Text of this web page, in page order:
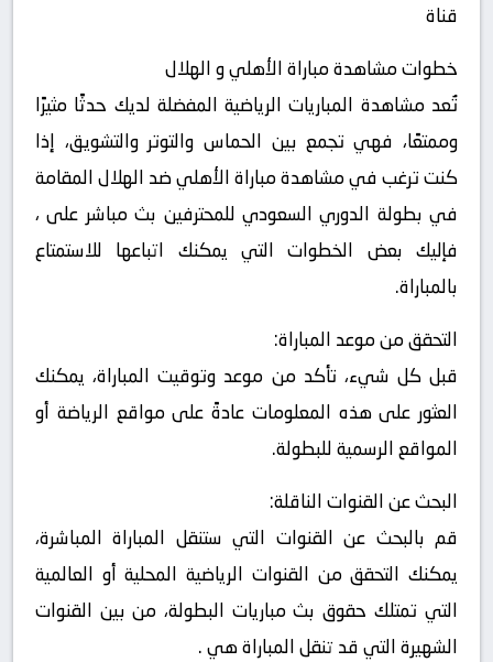
قناة
خطوات مشاهدة مباراة الأهلي و الهلال
تُعد مشاهدة المباريات الرياضية المفضلة لديك حدثًا مثيرًا
وممتعًا، فهي تجمع بين الحماس والتوتر والتشويق، إذا
كنت ترغب في مشاهدة مباراة الأهلي ضد الهلال المقامة
في بطولة الدوري السعودي للمحترفين بث مباشر على ،
فإليك بعض الخطوات التي يمكنك اتباعها للاستمتاع
بالمباراة.
التحقق من موعد المباراة:
قبل كل شيء، تأكد من موعد وتوقيت المباراة، يمكنك
العثور على هذه المعلومات عادةً على مواقع الرياضة أو
المواقع الرسمية للبطولة.
البحث عن القنوات الناقلة:
قم بالبحث عن القنوات التي ستنقل المباراة المباشرة،
يمكنك التحقق من القنوات الرياضية المحلية أو العالمية
التي تمتلك حقوق بث مباريات البطولة، من بين القنوات
الشهيرة التي قد تنقل المباراة هي .